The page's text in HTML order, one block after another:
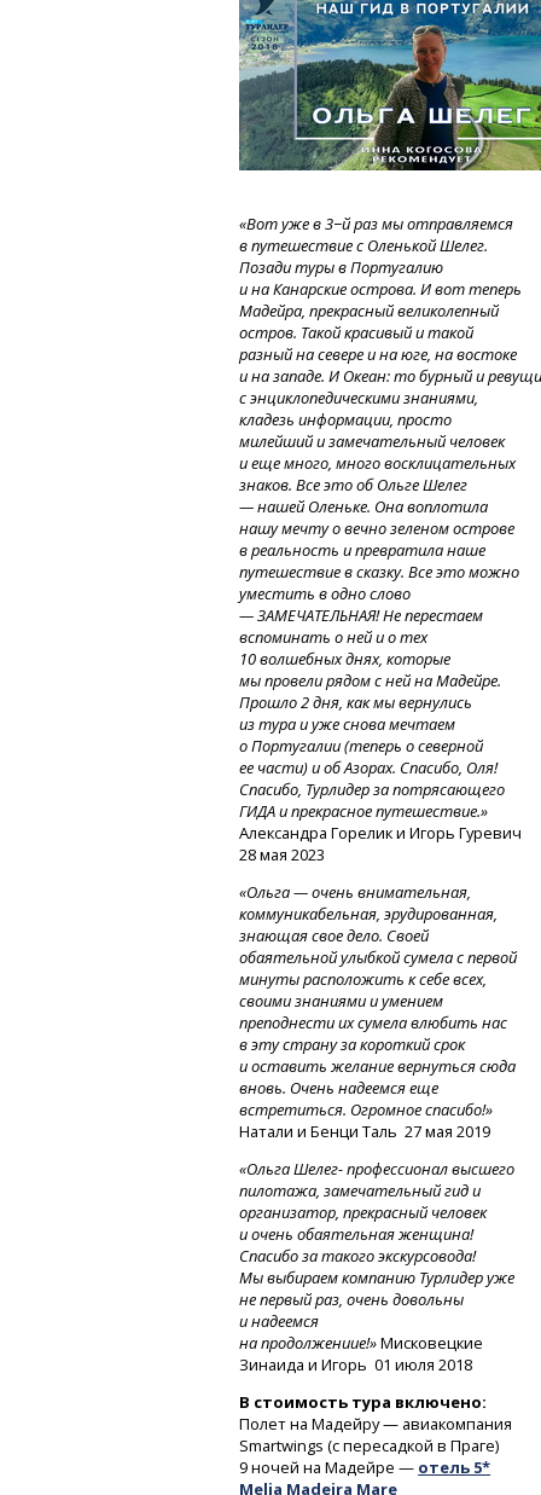
«Вот уже в 3−й раз мы отправляемся
в путешествие с Оленькой Шелег.
Позади туры в Португалию
и на Канарские острова. И вот теперь
Мадейра, прекрасный великолепный
остров. Такой красивый и такой
разный на севере и на юге, на востоке
и на западе.И Океан:то бурныйи
с энциклопедическими знаниями,
кладезь информации, просто
милейший и замечательный человек
и еще много, много восклицательных
знаков. Все это об Ольге Шелег
— нашей Оленьке. Она воплотила
нашу мечту о вечно зеленом острове
в реальность и превратила наше
путешествие в сказку. Все это можно
уместить в одно слово
— ЗАМЕЧАТЕЛЬНАЯ! Не перестаем
вспоминать о ней и о тех
10 волшебных днях, которые
мы провели рядом с ней на Мадейре.
Прошло 2 дня, как мы вернулись
из тура и уже снова мечтаем
о Португалии (теперь о северной
ее части) и об Азорах. Спасибо, Оля!
Спасибо, Турлидер за потрясающего
ГИДА и прекрасное путешествие.»
Александра Горелик и Игорь Гуревич
28 мая 2023
«Ольга — очень внимательная,
коммуникабельная, эрудированная,
знающая свое дело. Своей
обаятельной улыбкой сумела с первой
минуты расположить к себе всех,
своими знаниями и умением
преподнести их сумела влюбить нас
в эту страну за короткий срок
и оставить желание вернуться сюда
вновь. Очень надеемся еще
встретиться. Огромное спасибо!»
Натали и Бенци Таль 27 мая 2019
«Ольга Шелег- профессионал высшего
пилотажа, замечательный гид и
организатор, прекрасный человек
и очень обаятельная женщина!
Спасибо за такого экскурсовода!
Мы выбираем компанию Турлидер уже
не первый раз, очень довольны
и надеемся
на продолжениие!»Мисковецкие
Зинаида и Игорь 01 июля 2018
В стоимость тура включено:
Полет на Мадейру — авиакомпания
Smartwings (с пересадкой в Праге)
9 ночей на Мадейре — отель 5*
Melia Madeira Mare